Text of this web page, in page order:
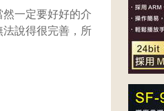
一定要好好的介
說得很完善，所